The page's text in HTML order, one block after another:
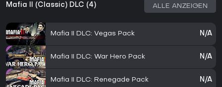
Mafia II (Classic) DLC (4) ALLE ANZEIGEN
Mafia II DLC: Vegas Pack N/A
Mafia II DLC: War Hero Pack N/A
Mafia II DLC: Renegade Pack N/A